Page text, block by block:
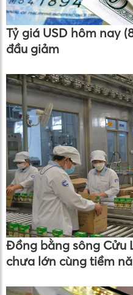
Tỷ giá USD hôm nay
đầu giảm
Đồng bằng sông Cửu
chưa lớn cùng tiềm